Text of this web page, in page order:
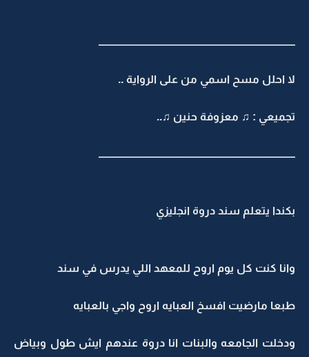
ـــــــــــــــــــــــــــــــــــــــــــــــــــــــــــــــــــــــــــــــــــــــــــــــ
لا احلل مسح اسمي من على الرواية ..
تجميعي : ♫ معزوفة حنين ♫..
ـــــــــــــــــــــــــــــــــــــــــــــــــــــــــــــــــــــــــــــــــــــــــــــــ
بكندا يتعلم سند دروة انجليزي
وانا كنت كل يوم اروح للمعهد اللي يدرس في سند
طبعا مارضيت افسخ العبايه اروح واجي بالعبايه
ودخلت الجامعه والبنات انا دروة عندهم ايش طول وبياض